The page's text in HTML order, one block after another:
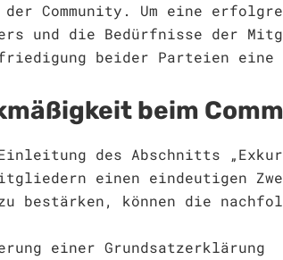
der Community. Um eine
und die Bedürfnisse der
beider Parteien eine
beim
des Abschnitts
einen eindeutigen
bestärken, können die
einer Grundsatzerklärung